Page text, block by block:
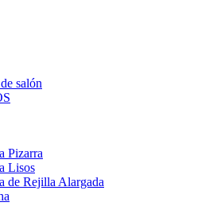
salón
Pizarra
Lisos
de Rejilla Alargada